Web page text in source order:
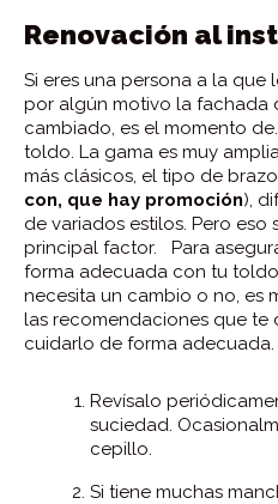
Renovación al
Si eres una persona a la que
por algún motivo la fachada
cambiado, es el momento
toldo. La gama es muy
más clásicos, el tipo de
con, que hay promoción),
de variados estilos. Pero
principal factor. Para
forma adecuada con tu
necesita un cambio o no, es
las recomendaciones que te
cuidarlo de forma adecuada.
Revísalo
suciedad.
cepillo.
Si tiene muchas